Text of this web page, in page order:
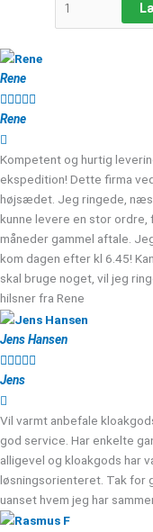
Rene

Rene
Kompetent og hurtig
ekspedition! Dette firma
højsædet. Jeg ringede,
kunne levere en stor ordre,
måneder gammel aftale.
kom dagen efter kl 6.45!
skal bruge noget, vil jeg
hilsner fra Rene
Jens Hansen

Jens
Vil varmt anbefale
god service. Har enkelte
alligevel og kloakgods har
løsningsorienteret. Tak for
uanset hvem jeg har